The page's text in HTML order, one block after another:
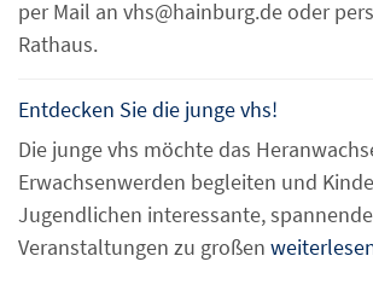
per Mail an vhs@hainburg.de oder
Rathaus.
Entdecken Sie die junge vhs!
Die junge vhs möchte das
Erwachsenwerden begleiten und
Jugendlichen interessante,
Veranstaltungen zu großen